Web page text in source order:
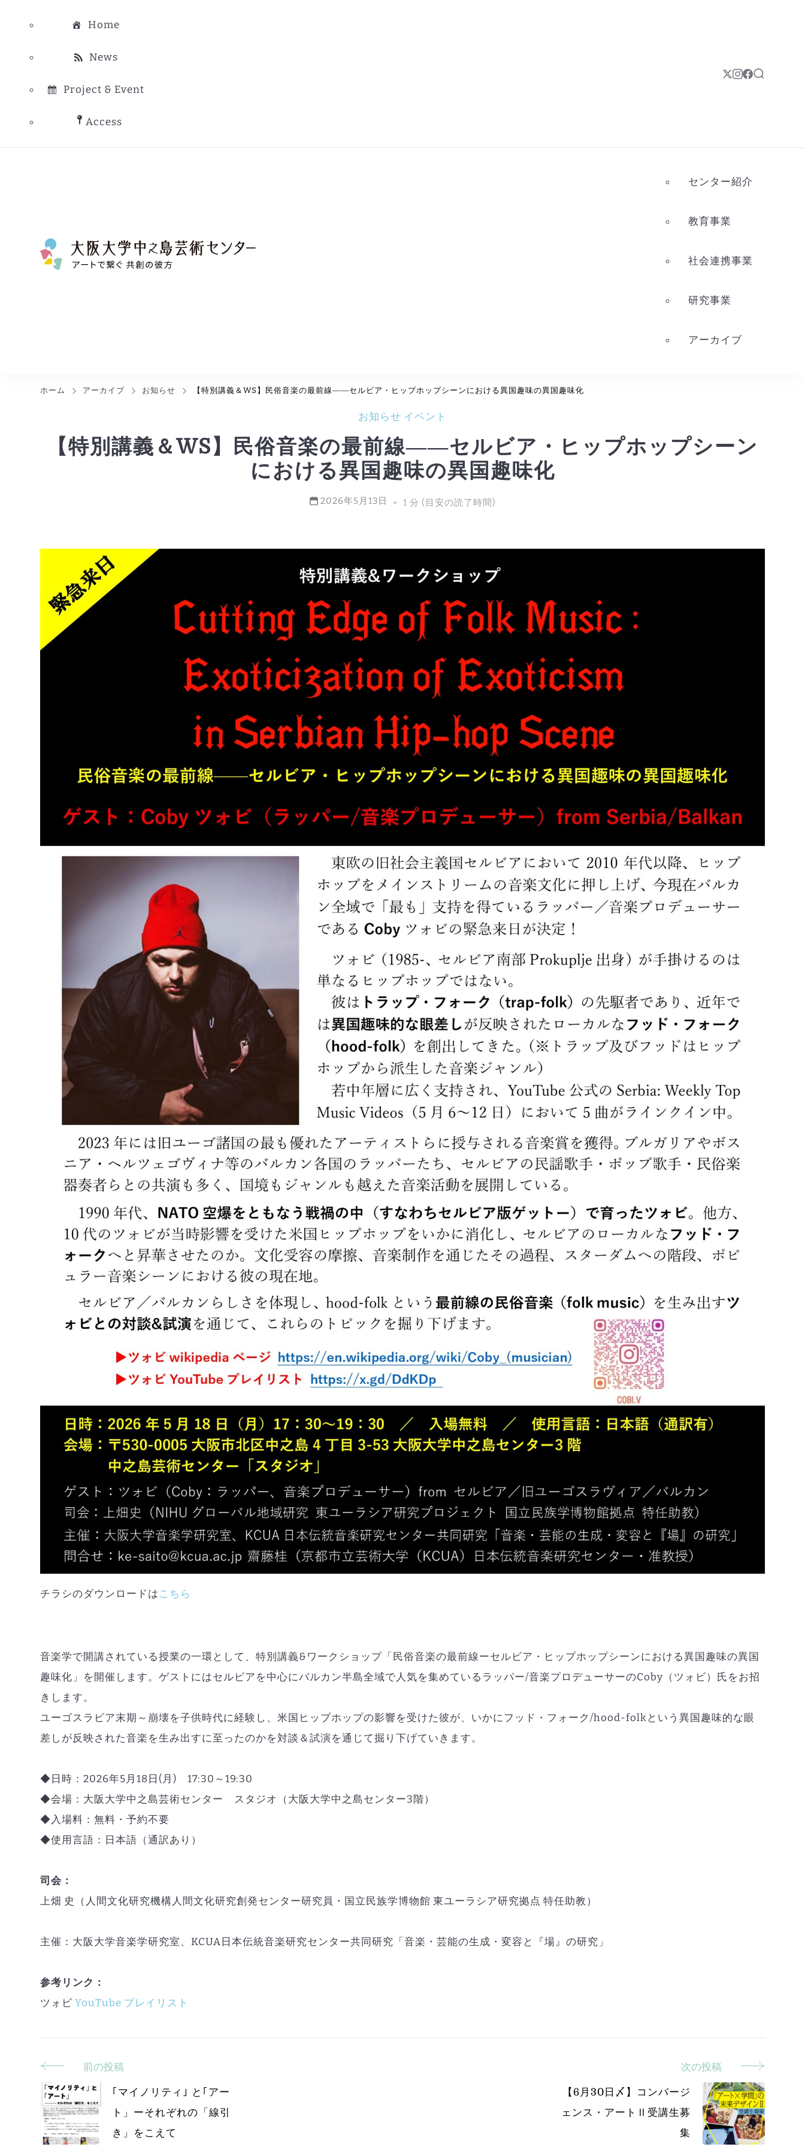
Home
News
Project & Event
Access
センター紹介
教育事業
社会連携事業
研究事業
アーカイブ
ホーム アーカイブ お知らせ 【特別講義＆WS】民俗音楽の最前線――セルビア・ヒップホップシーンにおける異国趣味の異国趣味化
お知らせ イベント
【特別講義＆WS】民俗音楽の最前線――セルビア・ヒップホップシーン
における異国趣味の異国趣味化
2026年5月13日 1 分 (目安の読了時間)
チラシのダウンロードはこちら
音楽学で開講されている授業の一環として、特別講義&ワークショップ「民俗音楽の最前線ーセルビア・ヒップホップシーンにおける異国趣味の異国
趣味化」を開催します。ゲストにはセルビアを中心にバルカン半島全域で人気を集めているラッパー/音楽プロデューサーのCoby（ツォビ）氏をお招
きします。
ユーゴスラビア末期～崩壊を子供時代に経験し、米国ヒップホップの影響を受けた彼が、いかにフッド・フォーク/hood-folkという異国趣味的な眼
差しが反映された音楽を生み出すに至ったのかを対談＆試演を通じて掘り下げていきます。
◆日時：2026年5月18日(月) 17:30～19:30
◆会場：大阪大学中之島芸術センター スタジオ（大阪大学中之島センター3階）
◆入場料：無料・予約不要
◆使用言語：日本語（通訳あり）
司会：
上畑 史（人間文化研究機構人間文化研究創発センター研究員・国立民族学博物館 東ユーラシア研究拠点 特任助教）
主催：大阪大学音楽学研究室、KCUA日本伝統音楽研究センター共同研究「音楽・芸能の生成・変容と『場』の研究」
参考リンク：
ツォビ YouTube プレイリスト
投
稿
ナ
前の投稿
｢マイノリティ｣ と｢アー
ト」ーそれぞれの「線引
き」をこえて
次の投稿
【6月30日〆】コンバージ
ェンス・アートⅡ受講生募
集